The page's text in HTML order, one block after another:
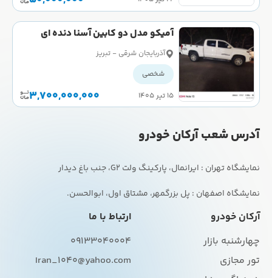
آمیکو مدل دو کابین آسنا دنده ای
ساده سال 1401 کارکرده
آذربایجان شرقی - تبریز
شخصی
۱۵ تیر ۱۴۰۵
3,700,000,000
آدرس شعب آرکان خودرو
نمایشگاه اصفهان : پل بزرگمهر، مشتاق اول، ابوالحسن.
آرکان خودرو
چهارشنبه بازار
تور مجازی
ارتباط با ما
09133040004
Iran_1040@yahoo.com